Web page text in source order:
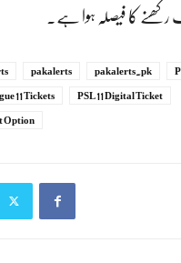
pakalerts pakalerts.pk
11 Tickets
PSL 11 Digital Ticket
Option